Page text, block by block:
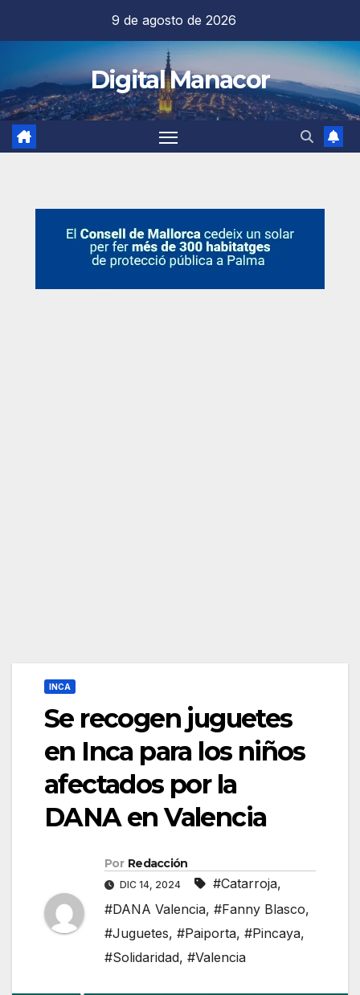
contenido
9 de agosto de 2026
Digital Manacor
INCA
Se recogen juguetes
en Inca para los niños
afectados por la
DANA en Valencia
Por Redacción
DIC 14, 2024 #Catarroja,
#DANA Valencia, #Fanny Blasco,
#Juguetes, #Paiporta, #Pincaya,
#Solidaridad, #Valencia